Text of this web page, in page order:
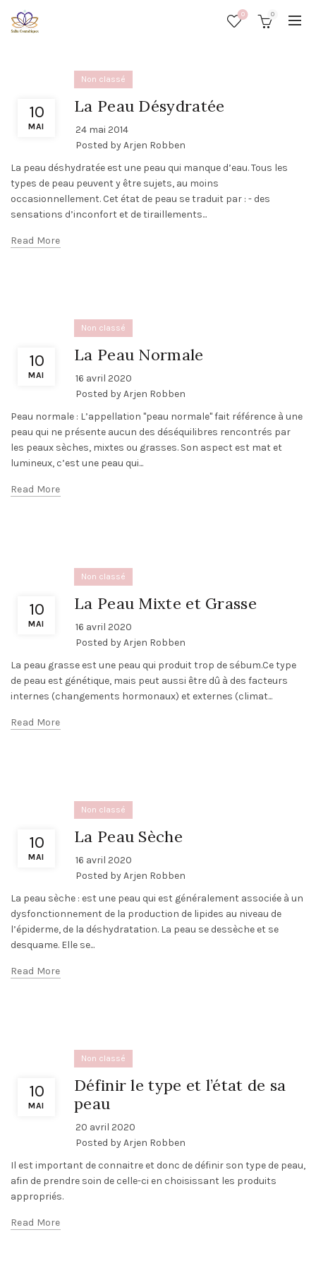
0 0
10
MAI
Non classé
La Peau Désydratée
24 mai 2014
Posted byArjen Robben
La peau déshydratée est une peau qui manque d’eau. Tous les
types de peau peuvent y être sujets, au moins
occasionnellement. Cet état de peau se traduit par : - des
sensations d’inconfort et de tiraillements...
Read More
10
MAI
Non classé
La Peau Normale
16 avril 2020
Posted byArjen Robben
Peau normale : L’appellation "peau normale" fait référence à une
peau qui ne présente aucun des déséquilibres rencontrés par
les peaux sèches, mixtes ou grasses. Son aspect est mat et
lumineux, c’est une peau qui...
Read More
10
MAI
Non classé
La Peau Mixte et Grasse
16 avril 2020
Posted byArjen Robben
La peau grasse est une peau qui produit trop de sébum.Ce type
de peau est génétique, mais peut aussi être dû à des facteurs
internes (changements hormonaux) et externes (climat...
Read More
10
MAI
Non classé
La Peau Sèche
16 avril 2020
Posted byArjen Robben
La peau sèche : est une peau qui est généralement associée à un
dysfonctionnement de la production de lipides au niveau de
l’épiderme, de la déshydratation. La peau se dessèche et se
desquame. Elle se...
Read More
10
MAI
Non classé
Définir le type et l’état de sa
peau
20 avril 2020
Posted byArjen Robben
Il est important de connaitre et donc de définir son type de peau,
afin de prendre soin de celle-ci en choisissant les produits
appropriés.
Read More